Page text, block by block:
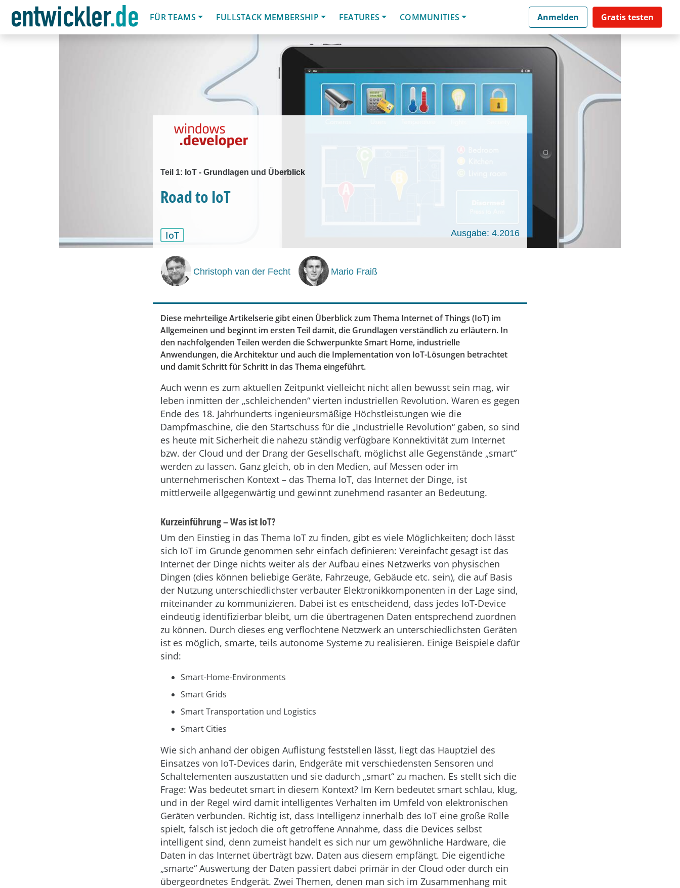
FÜR TEAMS
FULLSTACK MEMBERSHIP FEATURES COMMUNITIES Anmelden Gratis testen
Teil 1: IoT - Grundlagen und Überblick
Road to IoT
IoT Ausgabe: 4.2016
Christoph van der Fecht Mario Fraiß
Diese mehrteilige Artikelserie gibt einen Überblick zum Thema Internet of Things (IoT) im
Allgemeinen und beginnt im ersten Teil damit, die Grundlagen verständlich zu erläutern. In
den nachfolgenden Teilen werden die Schwerpunkte Smart Home, industrielle
Anwendungen, die Architektur und auch die Implementation von IoT-Lösungen betrachtet
und damit Schritt für Schritt in das Thema eingeführt.
Auch wenn es zum aktuellen Zeitpunkt vielleicht nicht allen bewusst sein mag, wir
leben inmitten der „schleichenden“ vierten industriellen Revolution. Waren es gegen
Ende des 18. Jahrhunderts ingenieursmäßige Höchstleistungen wie die
Dampfmaschine, die den Startschuss für die „Industrielle Revolution“ gaben, so sind
es heute mit Sicherheit die nahezu ständig verfügbare Konnektivität zum Internet
bzw. der Cloud und der Drang der Gesellschaft, möglichst alle Gegenstände „smart“
werden zu lassen. Ganz gleich, ob in den Medien, auf Messen oder im
unternehmerischen Kontext – das Thema IoT, das Internet der Dinge, ist
mittlerweile allgegenwärtig und gewinnt zunehmend rasanter an Bedeutung.
Kurzeinführung – Was ist IoT?
Um den Einstieg in das Thema IoT zu finden, gibt es viele Möglichkeiten; doch lässt
sich IoT im Grunde genommen sehr einfach definieren: Vereinfacht gesagt ist das
Internet der Dinge nichts weiter als der Aufbau eines Netzwerks von physischen
Dingen (dies können beliebige Geräte, Fahrzeuge, Gebäude etc. sein), die auf Basis
der Nutzung unterschiedlichster verbauter Elektronikkomponenten in der Lage sind,
miteinander zu kommunizieren. Dabei ist es entscheidend, dass jedes IoT-Device
eindeutig identifizierbar bleibt, um die übertragenen Daten entsprechend zuordnen
zu können. Durch dieses eng verflochtene Netzwerk an unterschiedlichsten Geräten
ist es möglich, smarte, teils autonome Systeme zu realisieren. Einige Beispiele dafür
sind:
Smart-Home-Environments
Smart Grids
Smart Transportation und Logistics
Smart Cities
Wie sich anhand der obigen Auflistung feststellen lässt, liegt das Hauptziel des
Einsatzes von IoT-Devices darin, Endgeräte mit verschiedensten Sensoren und
Schalt­elementen auszustatten und sie dadurch „smart“ zu machen. Es stellt sich die
Frage: Was bedeutet smart in diesem Kontext? Im Kern bedeutet smart schlau, klug,
und in der Regel wird damit intelligentes Verhalten im Umfeld von elektronischen
Geräten verbunden. Richtig ist, dass Intelligenz innerhalb des IoT eine große Rolle
spielt, falsch ist jedoch die oft getroffene Annahme, dass die Devices selbst
intelligent sind, denn zumeist handelt es sich nur um gewöhnliche Hardware, die
Daten in das Internet überträgt bzw. Daten aus diesem empfängt. Die eigentliche
„smarte“ Auswertung der Daten passiert dabei primär in der Cloud oder durch ein
übergeordnetes Endgerät. Zwei Themen, denen man sich im Zusammenhang mit